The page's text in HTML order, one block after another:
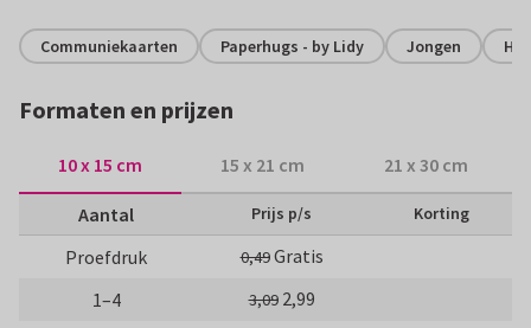
Communiekaarten Paperhugs - by Lidy Jongen
Formaten en prijzen
10 x 15 cm 15 x 21 cm 21 x 30 cm
Aantal Prijs p/s Korting
Proefdruk 0,49Gratis
1–4
3,09 2,99